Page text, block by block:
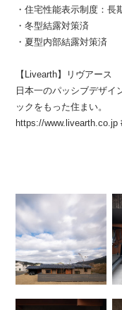
・住宅性能表示制度：長
・冬型結露対策済
・夏型内部結露対策済
【Livearth】リヴアース
日本一のパッシブデザイ
ックをもった住まい。
https://www.livearth.co.jp